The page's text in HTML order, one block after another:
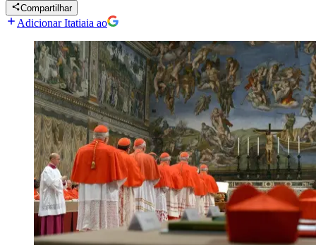
Compartilhar
Adicionar Itatiaia ao